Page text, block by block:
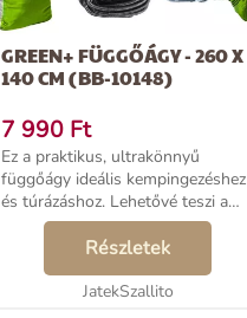
GREEN+ FÜGGŐÁGY - 260 X
140 CM (BB-10148)
7 990 Ft
Ez a praktikus, ultrakönnyű
függőágy ideális kempingezéshez
és túrázáshoz. Lehetővé teszi a
pihenést a friss levegőn.
Rendkívül tartós és megbízható
konstrukció, amely lehetővé teszi,
hogy békésen alu...
Részletek
JatekSzallito